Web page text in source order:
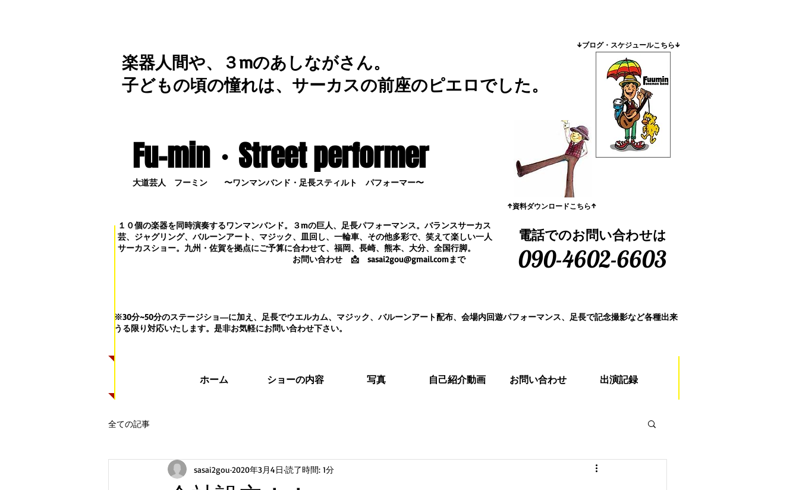
​↓ブログ・スケジュールこちら↓
楽器人間や、３mのあしながさん。
子どもの頃の憧れは、サーカスの前座のピエロでした。
Fu-min・Street performer
大道芸人 フーミン 〜ワンマンバンド・足長スティルト パフォーマー〜
​↑資料ダウンロードこちら↑
１０個の楽器を同時演奏するワンマンバンド。３mの巨人、足長パフォーマンス。 バランスサーカス
芸、ジャグリング、バルーンアート、マジック、皿回し、一輪車、その他多彩で、笑えて楽しい一人
サーカスショー。九州・佐賀を拠点にご予算に合わせて、福岡、長崎、熊本、大分、全国行脚。
お問い合わせ 📩 sasai2gou@gmail.comまで
電話でのお問い合わせは
090-4602-6603
※30分~50分のステージショ―に加え、足長でウエルカム、マジック、バルーンアート配布、会場内回遊パフォーマンス、足長で記念撮影など各種出来
うる限り対応いたします。 是非お気軽にお問い合わせ下さい。
ホーム ショーの内容 写真 自己紹介動画 お問い合わせ 出演記録
全ての記事
sasai2gou 2020年3月4日 読了時間: 1分